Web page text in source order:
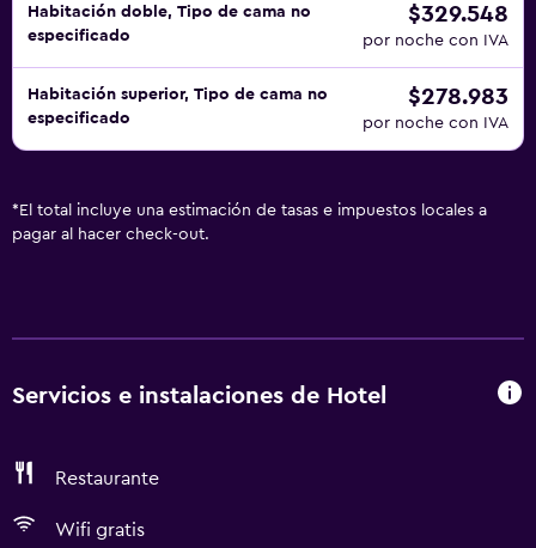
Habitación doble, Tipo de cama no
especificado
$329.548
por noche con IVA
Habitación superior, Tipo de cama no
especificado
$278.983
por noche con IVA
* El total incluye una estimación de tasas e impuestos locales a
pagar al hacer check-out.
Servicios e instalaciones de Hotel
Restaurante
Wifi gratis